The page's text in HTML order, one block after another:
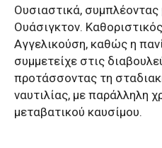
Ουσιαστικά, συμπλέοντας
Ουάσιγκτον.
Αγγελικούση, καθώς η
συμμετείχε στις
προτάσσοντας τη
ναυτιλίας, με παράλληλη
μεταβατικού καυσίμου.